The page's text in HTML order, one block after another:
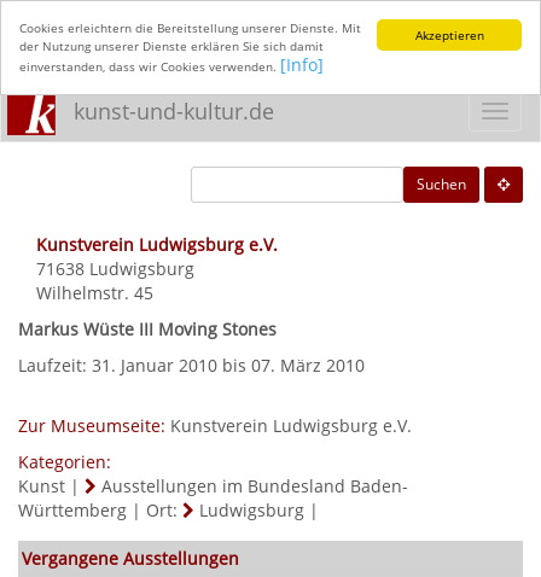
Akzeptieren
Cookies erleichtern die Bereitstellung unserer Dienste. Mit
der Nutzung unserer Dienste erklären Sie sich damit
einverstanden, dass wir Cookies verwenden. [Info]
kunst-und-kultur.de
Suchen
Kunstverein Ludwigsburg e.V.
71638 Ludwigsburg
Wilhelmstr. 45
Markus Wüste III Moving Stones
Laufzeit: 31. Januar 2010 bis 07. März 2010
Zur Museumseite: Kunstverein Ludwigsburg e.V.
Kategorien:
Kunst |
Ausstellungen im Bundesland Baden-
Württemberg | Ort: Ludwigsburg |
Vergangene Ausstellungen